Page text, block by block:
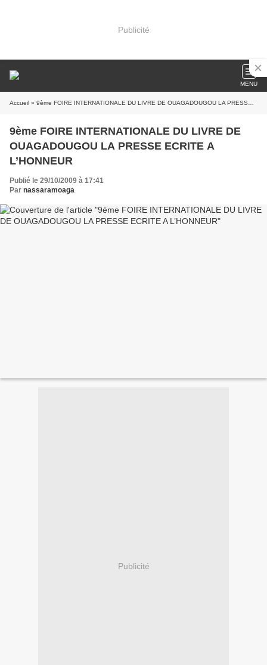
Publicité
MENU
Accueil » 9ème FOIRE INTERNATIONALE DU LIVRE DE OUAGADOUGOU LA PRESSE ECRITE A L’HONNEUR
9ème FOIRE INTERNATIONALE DU LIVRE DE
OUAGADOUGOU LA PRESSE ECRITE A
L’HONNEUR
Publié le 29/10/2009 à 17:41
Par nassaramoaga
Publicité